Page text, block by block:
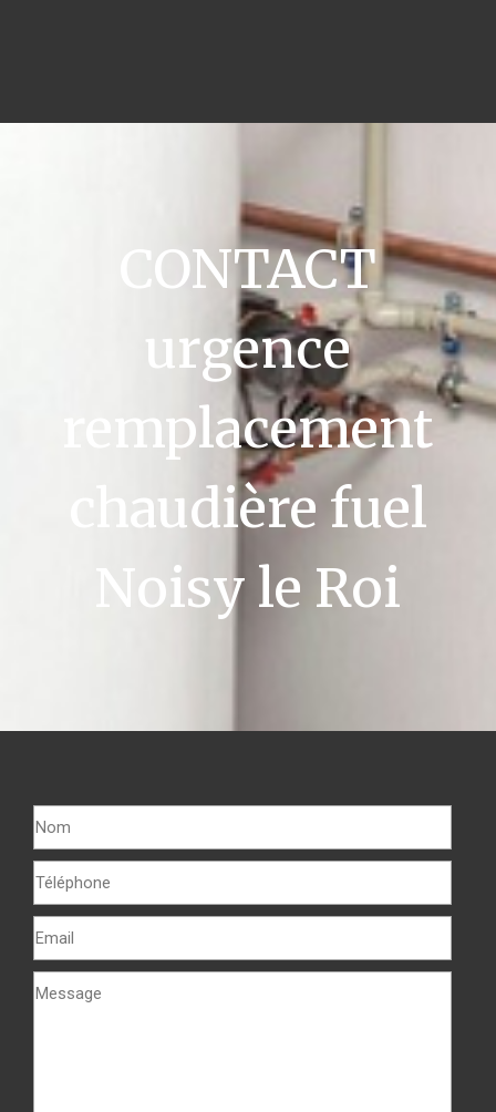
CONTACT
urgence
remplacement
chaudière fuel
Noisy le Roi